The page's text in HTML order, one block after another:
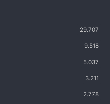
29.707
9.518
5.037
3.211
2.778